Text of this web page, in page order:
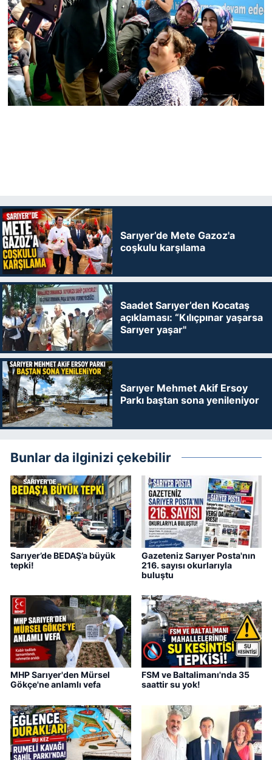
Sarıyer’de Mete Gazoz'a
coşkulu karşılama
Saadet Sarıyer’den Kocataş
açıklaması: “Kılıçpınar yaşarsa
Sarıyer yaşar"
Sarıyer Mehmet Akif Ersoy
Parkı baştan sona yenileniyor
Bunlar da ilginizi çekebilir
Sarıyer’de BEDAŞ’a büyük
tepki!
Gazeteniz Sarıyer Posta'nın
216. sayısı okurlarıyla
buluştu
MHP Sarıyer'den Mürsel
Gökçe'ne anlamlı vefa
FSM ve Baltalimanı'nda 35
saattir su yok!